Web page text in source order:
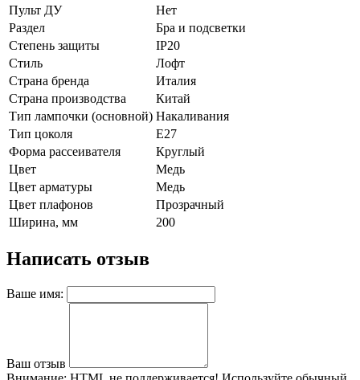
Пульт ДУ
Нет
Раздел
Бра и подсветки
Степень защиты
IP20
Стиль
Лофт
Страна бренда
Италия
Страна производства
Китай
Тип лампочки (основной) Накаливания
Тип цоколя
E27
Форма рассеивателя
Круглый
Цвет
Медь
Цвет арматуры
Медь
Цвет плафонов
Прозрачный
Ширина, мм
200
Написать отзыв
Ваше имя:
Ваш отзыв